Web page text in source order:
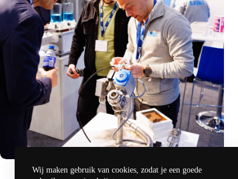
Wij maken gebruik van cookies, zodat je een goede
en plek voor verwondering